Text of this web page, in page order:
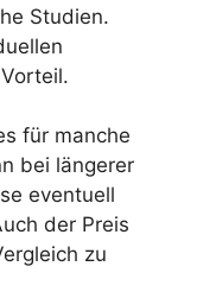
Studien.
für manche
bei längerer
eventuell
der Preis
zu